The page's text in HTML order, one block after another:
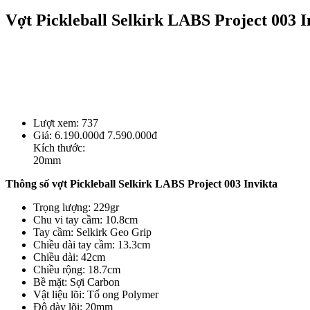
Vợt Pickleball Selkirk LABS Project 003
Lượt xem: 737
Giá: 6.190.000đ 7.590.000đ
Kích thước:
20mm
Thông số vợt Pickleball Selkirk LABS Project 003 Invikta
Trọng lượng: 229gr
Chu vi tay cầm: 10.8cm
Tay cầm: Selkirk Geo Grip
Chiều dài tay cầm: 13.3cm
Chiều dài: 42cm
Chiều rộng: 18.7cm
Bề mặt: Sợi Carbon
Vật liệu lõi: Tổ ong Polymer
Độ dày lõi: 20mm